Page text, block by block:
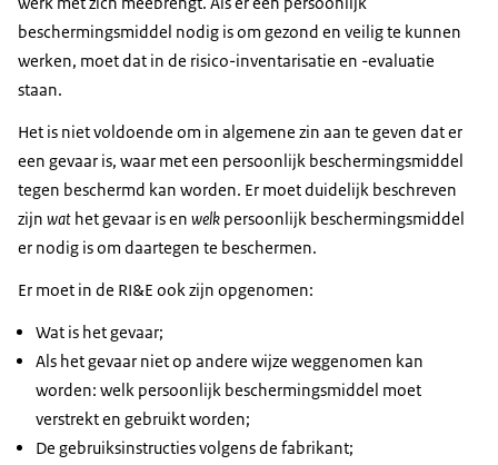
beschermingsmiddel nodig is om gezond en veilig te kunnen
werken, moet dat in de risico-inventarisatie en -evaluatie
staan.
Het is niet voldoende om in algemene zin aan te geven dat er
een gevaar is, waar met een persoonlijk beschermingsmiddel
tegen beschermd kan worden. Er moet duidelijk beschreven
zijn wat het gevaar is en welk persoonlijk beschermingsmiddel
er nodig is om daartegen te beschermen.
Er moet in de RI&E ook zijn opgenomen:
Wat is het gevaar;
Als het gevaar niet op andere wijze weggenomen kan
worden: welk persoonlijk beschermingsmiddel moet
verstrekt en gebruikt worden;
De gebruiksinstructies volgens de fabrikant;